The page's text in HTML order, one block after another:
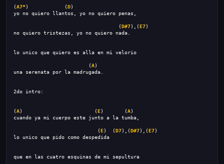
(A7*)            (D)
yo no quiero llantos, yo no quiero penas,
(D#7),(E7)
no quiero tristezas, yo no quiero nada.
lo unico que quiero es alla en mi velorio
(A)
una serenata por la madrugada.
2do intro:
(A)                        (E)       (A)
cuando ya mi cuerpo este junto a la tumba,
(E)  (D7),(D#7),(E7)
lo unico que pido como despedida
que en las cuatro esquinas de mi sepultura